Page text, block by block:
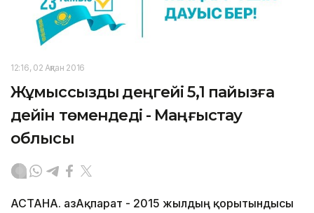
12:16, 02 Ақпан 2016
Жұмыссыздық деңгейі 5,1 пайызға
дейін төмендеді - Маңғыстау
облысы
АСТАНА. ҚазАқпарат - 2015 жылдың қорытындысы